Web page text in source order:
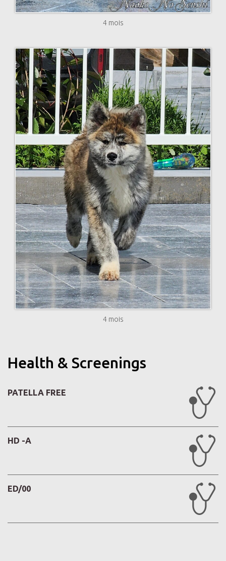
4 mois
4 mois
Health & Screenings
PATELLA FREE
HD -A
ED/00